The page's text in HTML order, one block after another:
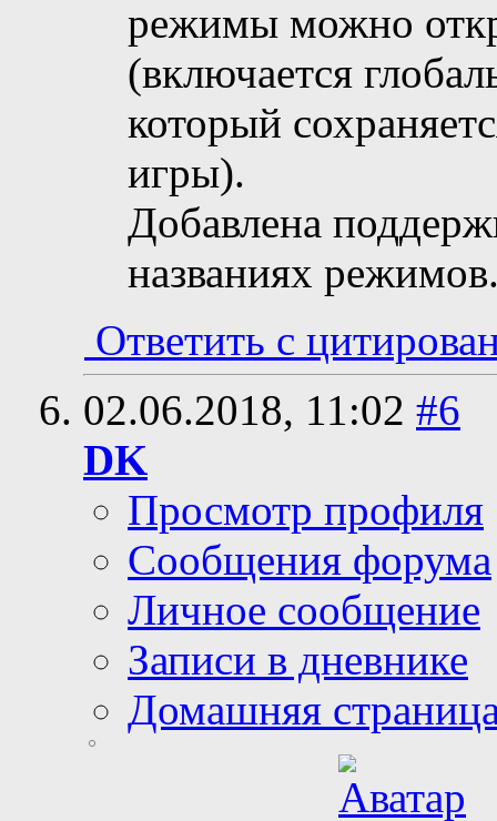
режимы можно
(включается
который
игры).
Добавлена
названиях
Ответить с
02.06.2018, 11:02 #6
DK
Просмотр профиля
Сообщения форума
Личное сообщение
Записи в дневнике
Домашняя